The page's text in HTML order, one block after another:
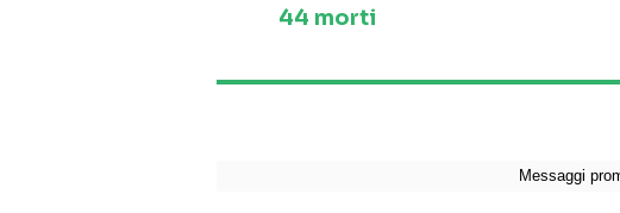
44 morti